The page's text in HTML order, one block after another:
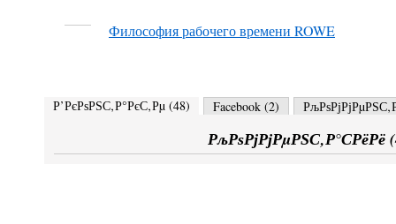
Философия рабочего времени ROWE
Р’РєРѕРЅС‚Р°РєС‚Рµ (48) Facebook (2)
РљРѕРјРјРµРЅС‚Р°СРёРё (